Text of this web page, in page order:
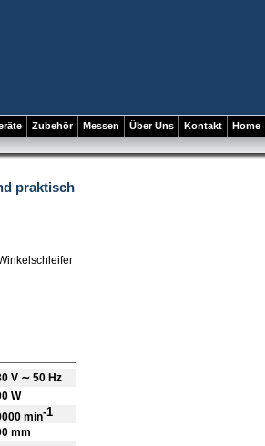
Zubehör Messen Über Uns Kontakt
Home
praktisch
V ∼ 50 Hz
W
min-1
mm